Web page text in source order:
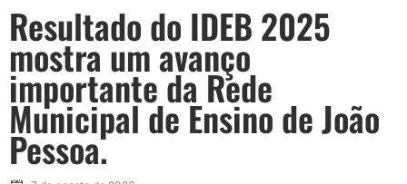
Resultado do IDEB 2025
mostra um avanço
importante da Rede
Municipal de Ensino de João
Pessoa.